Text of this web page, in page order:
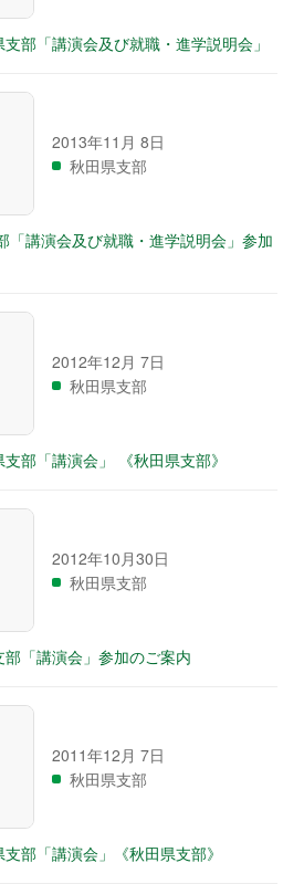
支部「講演会及び就職・進学説明会」
2013年11月 8日
秋田県支部
「講演会及び就職・進学説明会」参加
2012年12月 7日
秋田県支部
部「講演会」 《秋田県支部》
2012年10月30日
秋田県支部
部「講演会」参加のご案内
2011年12月 7日
秋田県支部
部「講演会」《秋田県支部》